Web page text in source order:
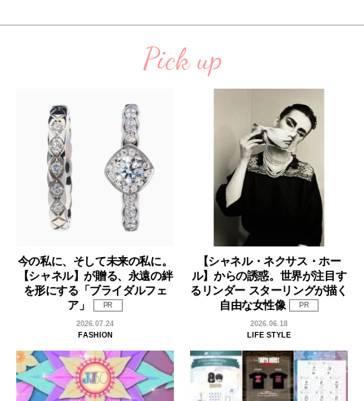
Pick up
今の私に、そして未来の私に。
【シャネル】が贈る、永遠の絆
を形にする「ブライダルフェ
ア」
PR
2026.07.24
FASHION
【シャネル・ネクサス・ホー
ル】からの誘惑。世界が注目す
るリンダー スターリングが描く
自由な女性像
PR
2026.06.18
LIFE STYLE